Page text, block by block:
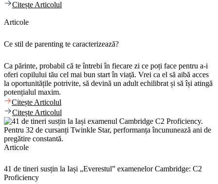
Citește Articolul
Articole
Ce stil de parenting te caracterizează?
Ca părinte, probabil că te întrebi în fiecare zi ce poți face pentru a-i
oferi copilului tău cel mai bun start în viață. Vrei ca el să aibă acces
la oportunitățile potrivite, să devină un adult echilibrat și să își atingă
potențialul maxim.
Citește Articolul
Citește Articolul
Articole
41 de tineri susțin la Iași „Everestul” examenelor Cambridge: C2
Proficiency